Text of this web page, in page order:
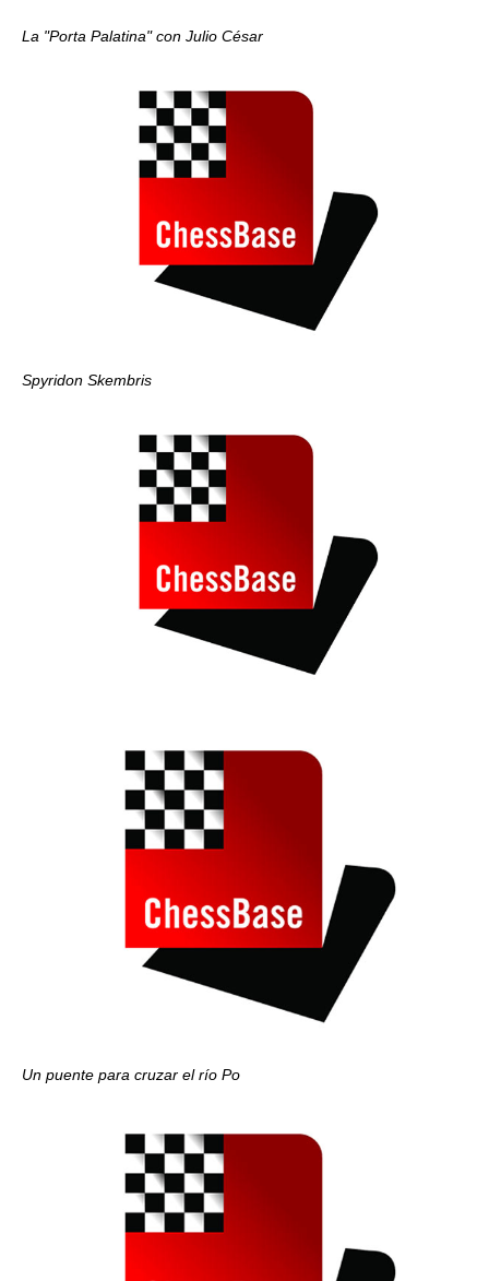
La "Porta Palatina" con Julio César
Spyridon Skembris
Un puente para cruzar el río Po